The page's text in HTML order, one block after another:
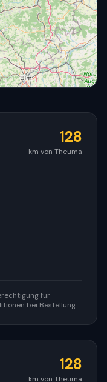
128
km von Theuma
für
bei Bestellung
128
km von Theuma